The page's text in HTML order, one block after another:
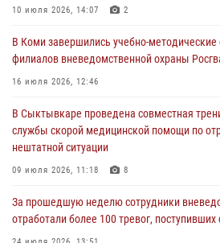
В Койгородском районе местный житель
31 июля 2026, 10:55
Временно исполняющий обязанности
31 июля 2026, 06:57 8
В Усинске росгвардейцы оперативно
30 июля 2026, 13:53
В Санкт-Петербурге прошел окружной этап
Всероссийского конкурса
сотрудников вневедомственной охраны
10 июля 2026, 14:07 2
В Коми завершились учебно-
филиалов вневедомственной охраны
16 июля 2026, 12:46
В Сыктывкаре проведена совместная
службы скорой медицинской помощи по
нештатной ситуации
09 июля 2026, 11:18 8
За прошедшую неделю сотрудники
отработали более 100 тревог,